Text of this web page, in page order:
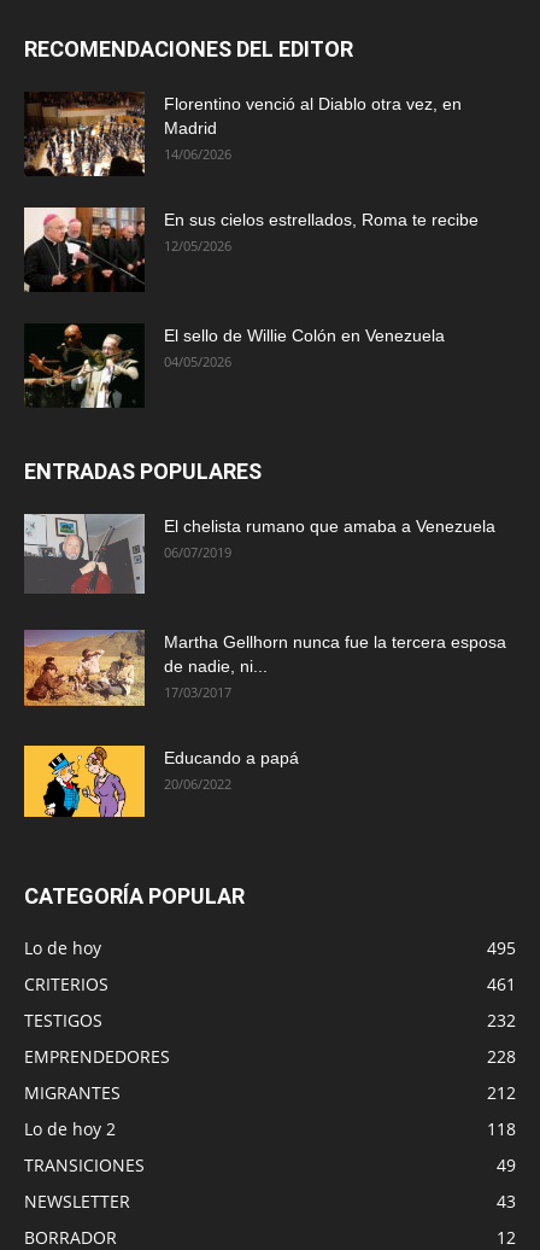
RECOMENDACIONES DEL EDITOR
Florentino venció al Diablo otra vez, en
Madrid
14/06/2026
En sus cielos estrellados, Roma te recibe
12/05/2026
El sello de Willie Colón en Venezuela
04/05/2026
ENTRADAS POPULARES
El chelista rumano que amaba a Venezuela
06/07/2019
Martha Gellhorn nunca fue la tercera esposa
de nadie, ni...
17/03/2017
Educando a papá
20/06/2022
CATEGORÍA POPULAR
Lo de hoy
495
CRITERIOS
461
TESTIGOS
232
EMPRENDEDORES
228
MIGRANTES
212
Lo de hoy 2
118
TRANSICIONES
49
NEWSLETTER
43
BORRADOR
12